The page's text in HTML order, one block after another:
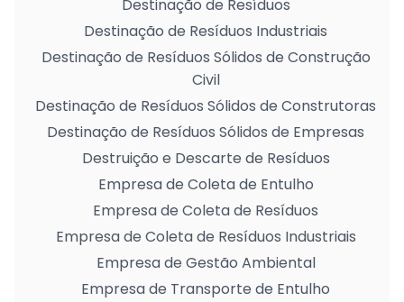
Destinação de Resíduos
Destinação de Resíduos Industriais
Destinação de Resíduos Sólidos de Construção
Civil
Destinação de Resíduos Sólidos de Construtoras
Destinação de Resíduos Sólidos de Empresas
Destruição e Descarte de Resíduos
Empresa de Coleta de Entulho
Empresa de Coleta de Resíduos
Empresa de Coleta de Resíduos Industriais
Empresa de Gestão Ambiental
Empresa de Transporte de Entulho